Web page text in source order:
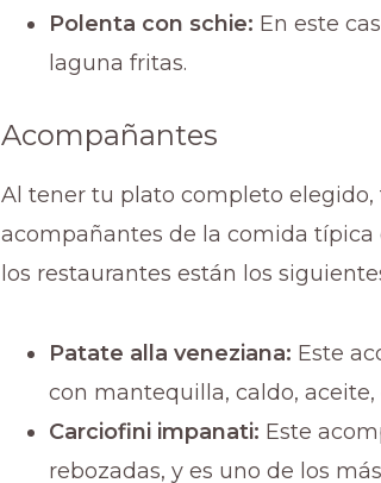
Polenta con schie: En este
laguna fritas.
Acompañantes
Al tener tu plato completo
acompañantes de la comida típica
los restaurantes están los
Patate alla veneziana: Este
con mantequilla, caldo, aceite,
Carciofini impanati: Este
rebozadas, y es uno de los